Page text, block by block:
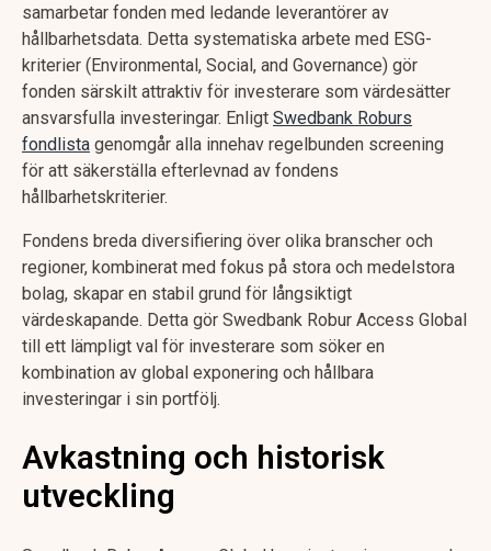
samarbetar fonden med ledande leverantörer av
hållbarhetsdata. Detta systematiska arbete med ESG-
kriterier (Environmental, Social, and Governance) gör
fonden särskilt attraktiv för investerare som värdesätter
ansvarsfulla investeringar. Enligt Swedbank Roburs
fondlista genomgår alla innehav regelbunden screening
för att säkerställa efterlevnad av fondens
hållbarhetskriterier.
Fondens breda diversifiering över olika branscher och
regioner, kombinerat med fokus på stora och medelstora
bolag, skapar en stabil grund för långsiktigt
värdeskapande. Detta gör Swedbank Robur Access Global
till ett lämpligt val för investerare som söker en
kombination av global exponering och hållbara
investeringar i sin portfölj.
Avkastning och historisk
utveckling